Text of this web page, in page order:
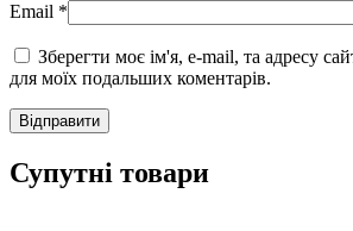
Email *
Зберегти моє ім'я, e-mail, та адресу
для моїх подальших коментарів.
Супутні товари